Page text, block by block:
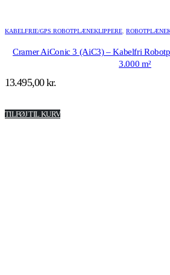
KABELFRIE/GPS ROBOTPLÆNEKLIPPERE
Cramer AiConic 3 (AiC3) – Kabelfri
3.000 m²
13.495,00kr.
TILFØJ TIL KURV